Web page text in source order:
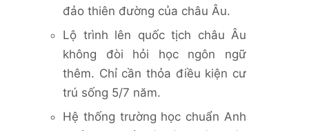
đảo thiên đường của châu Âu.
Lộ trình lên quốc tịch châu Âu
không đòi hỏi học ngôn ngữ
thêm. Chỉ cần thỏa điều kiện cư
trú sống 5/7 năm.
Hệ thống trường học chuẩn Anh